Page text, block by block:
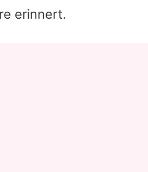
erinnert.